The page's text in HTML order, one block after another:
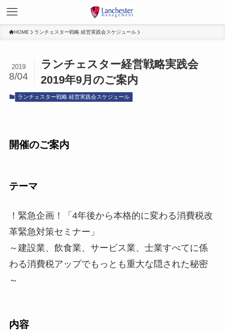
HOME ランチェスター戦略 経営実践会スケジュール
ランチェスター経営戦略実践会
2019年9月のご案内
2019
8/04
ランチェスター戦略 経営実践会スケジュール
開催のご案内
テーマ
！緊急企画！「4年後から本格的に変わる消費税改
革緊急対策セミ ナー」
～建設業、飲食業、サービス業、士業すべてに係
わる消費税アップでもっとも重大な隠された秘密
～
内容